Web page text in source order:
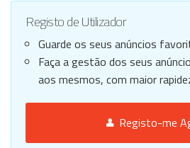
Registo de Utilizador
Guarde os seus anúncios
Faça a gestão dos seus
aos mesmos, com maior
Registo-me